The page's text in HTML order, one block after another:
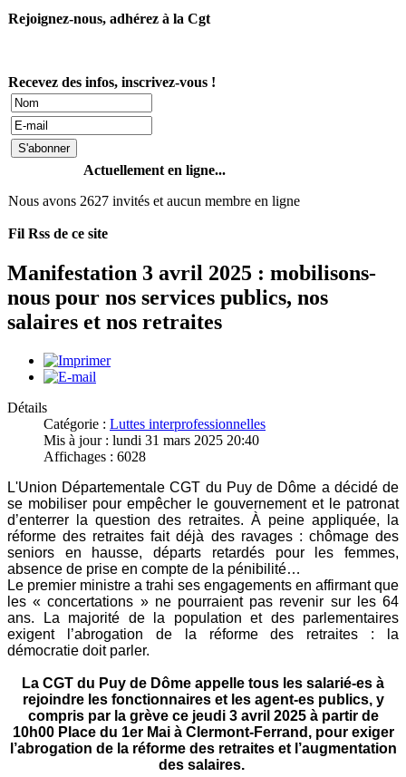
Rejoignez-nous, adhérez à la Cgt
Recevez des infos, inscrivez-vous !
Actuellement en ligne...
Nous avons 2627 invités et aucun membre en ligne
Fil Rss de ce site
Manifestation 3 avril 2025 : mobilisons-
nous pour nos services publics, nos
salaires et nos retraites
Détails
Catégorie : Luttes interprofessionnelles
Mis à jour : lundi 31 mars 2025 20:40
Affichages : 6028
L'Union Départementale CGT du Puy de Dôme a décidé de
se mobiliser pour empêcher le gouvernement et le patronat
d’enterrer la question des retraites. À peine appliquée, la
réforme des retraites fait déjà des ravages : chômage des
seniors en hausse, départs retardés pour les femmes,
absence de prise en compte de la pénibilité…
Le premier ministre a trahi ses engagements en affirmant que
les « concertations » ne pourraient pas revenir sur les 64
ans. La majorité de la population et des parlementaires
exigent l’abrogation de la réforme des retraites : la
démocratie doit parler.
La CGT du Puy de Dôme appelle tous les salarié-es à
rejoindre les fonctionnaires et les agent-es publics, y
compris par la grève ce jeudi 3 avril 2025 à partir de
10h00 Place du 1er Mai à Clermont-Ferrand, pour exiger
l’abrogation de la réforme des retraites et l’augmentation
des salaires.